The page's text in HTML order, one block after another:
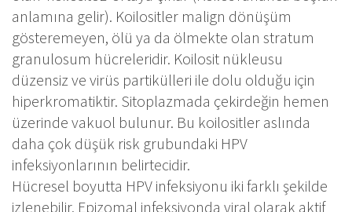
anlamına gelir). Koilositler malign dönüşüm
gösteremeyen, ölü ya da ölmekte olan stratum
granulosum hücreleridir. Koilosit nükleusu
düzensiz ve virüs partikülleri ile dolu olduğu için
hiperkromatiktir. Sitoplazmada çekirdeğin hemen
üzerinde vakuol bulunur. Bu koilositler aslında
daha çok düşük risk grubundaki HPV
infeksiyonlarının belirtecidir.
Hücresel boyutta HPV infeksiyonu iki farklı şekilde
izlenebilir. Epizomal infeksiyonda viral olarak aktif